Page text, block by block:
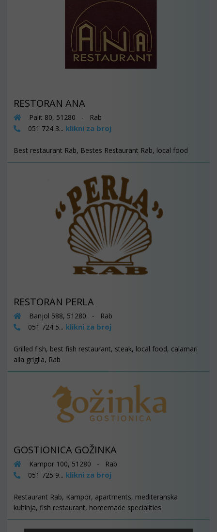
RESTORAN ANA
Palit 80, 51280 - Rab
051 724 3... klikni za broj
Best restaurant Rab, Bestes Restaurant Rab, local food
RESTORAN PERLA
Banjol 588, 51280 - Rab
051 724 5... klikni za broj
Grilled fish, best fish restaurant, steak, local food, calamari
alla griglia, Rab
GOSTIONICA GOŽINKA
Kampor 100, 51280 - Rab
051 725 9... klikni za broj
Restaurant Rab, Kampor, apartments, mediteranska
kuhinja, fish restaurant, homemade specialities